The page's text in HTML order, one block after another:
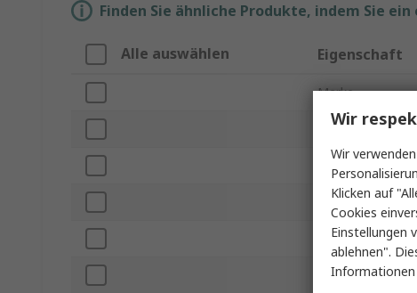
Finden Sie ähnliche Produkte, indem Sie
Alle auswählen Eigenschaft
Marke
Produkt Typ
Induktivität
Gleichstrom
Gehäusegröße
Länge
Wir
Wir
Klicken auf
Cookies
Einstellungen
ablehnen".
Informationen